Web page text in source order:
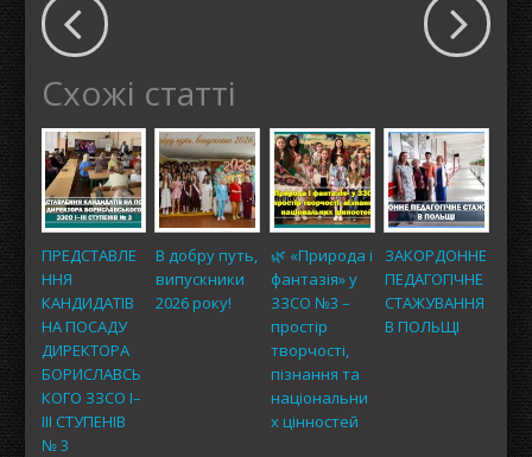
Схожі статті
ПРЕДСТАВЛЕ
ННЯ
КАНДИДАТІВ
НА ПОСАДУ
ДИРЕКТОРА
БОРИСЛАВСЬ
КОГО ЗЗСО І–
ІІІ СТУПЕНІВ
№ 3
В добру путь,
випускники
2026 року!
🌿 «Природа і
фантазія» у
ЗЗСО №3 –
простір
творчості,
пізнання та
національни
х цінностей
ЗАКОРДОННЕ
ПЕДАГОГІЧНЕ
СТАЖУВАННЯ
В ПОЛЬЩІ